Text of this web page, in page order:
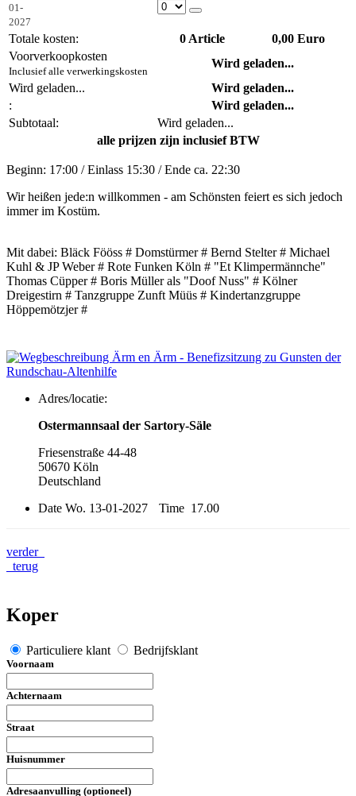
01-
2027
Totale kosten: 0Article
0,00 Euro
Voorverkoopkosten
Inclusief alle verwerkingskosten
Wird geladen...
Wird geladen...
Wird geladen...
:
Wird geladen...
Subtotaal:
Wird geladen...
alle prijzen zijn inclusief BTW
Beginn: 17:00 / Einlass 15:30 / Ende ca. 22:30
Wir heißen jede:n willkommen - am Schönsten feiert es sich jedoch
immer im Kostüm.
Mit dabei: Bläck Fööss # Domstürmer # Bernd Stelter # Michael
Kuhl & JP Weber # Rote Funken Köln # "Et Klimpermännche"
Thomas Cüpper # Boris Müller als "Doof Nuss" # Kölner
Dreigestirn # Tanzgruppe Zunft Müüs # Kindertanzgruppe
Höppemötzjer #
Adres/locatie:
Ostermannsaal der Sartory-Säle
Friesenstraße 44-48
50670 Köln
Deutschland
Date Wo. 13-01-2027 Time 17.00
verder
terug
Koper
Particuliere klant Bedrijfsklant
Voornaam
Achternaam
Straat
Huisnummer
Adresaanvulling (optioneel)